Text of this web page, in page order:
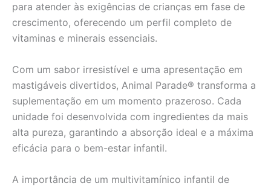
para atender às exigências de crianças em fase de
crescimento, oferecendo um perfil completo de
vitaminas e minerais essenciais.
Com um sabor irresistível e uma apresentação em
mastigáveis divertidos, Animal Parade® transforma a
suplementação em um momento prazeroso. Cada
unidade foi desenvolvida com ingredientes da mais
alta pureza, garantindo a absorção ideal e a máxima
eficácia para o bem-estar infantil.
A importância de um multivitamínico infantil de